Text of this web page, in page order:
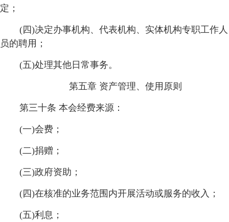
定；
(四)决定办事机构、代表机构、实体机构专职工作人
员的聘用；
(五)处理其他日常事务。
第五章 资产管理、使用原则
第三十条 本会经费来源：
(一)会费；
(二)捐赠；
(三)政府资助；
(四)在核准的业务范围内开展活动或服务的收入；
(五)利息；